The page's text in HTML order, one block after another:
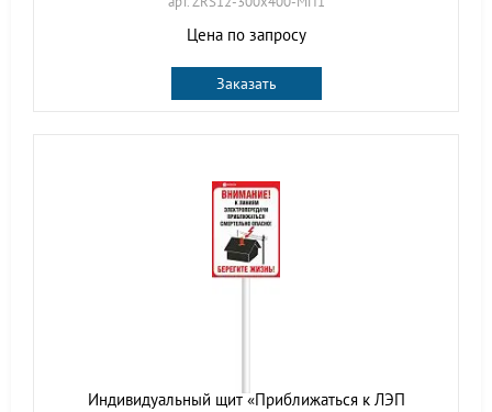
Цена по запросу
Заказать
Индивидуальный щит «Приближаться к ЛЭП